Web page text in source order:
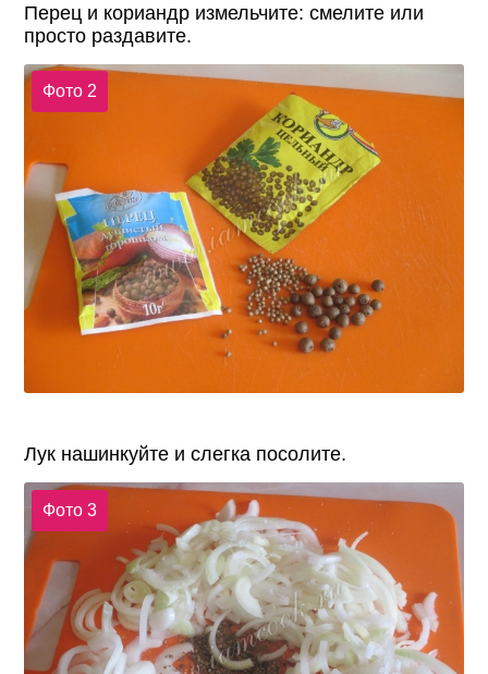
Перец и кориандр измельчите: смелите или
просто раздавите.
Фото 2
Лук нашинкуйте и слегка посолите.
Фото 3